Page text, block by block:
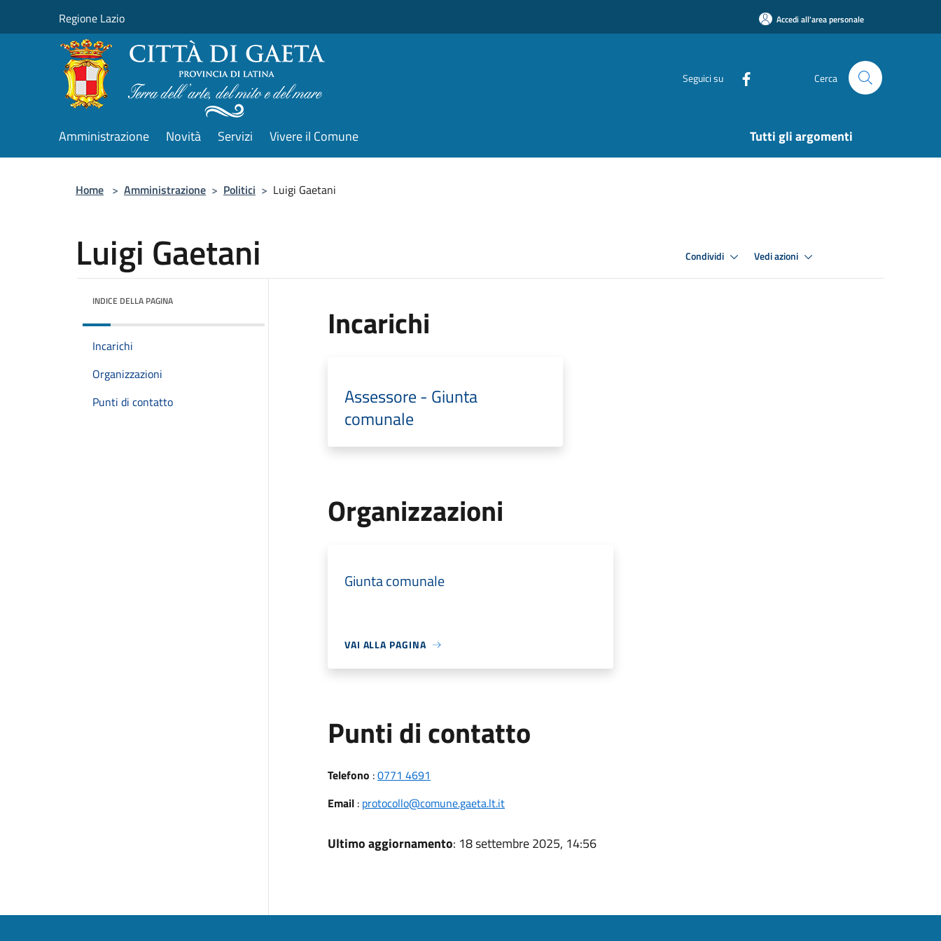
Regione Lazio Accedi all'area personale
Seguici su Cerca
Amministrazione Novità Servizi Vivere il Comune Tutti gli argomenti
Home > Amministrazione > Politici > Luigi Gaetani
Luigi Gaetani Condividi Vedi azioni
INDICE DELLA PAGINA
Incarichi
Organizzazioni
Punti di contatto
Incarichi
Assessore - Giunta
comunale
Organizzazioni
Giunta comunale
VAI ALLA PAGINA
Punti di contatto
Telefono :0771 4691
Email: protocollo@comune.gaeta.lt.it
Ultimo aggiornamento: 18 settembre 2025, 14:56